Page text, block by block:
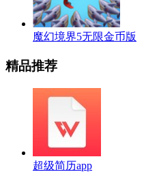
魔幻境界5无限金币版
精品推荐
超级简历app